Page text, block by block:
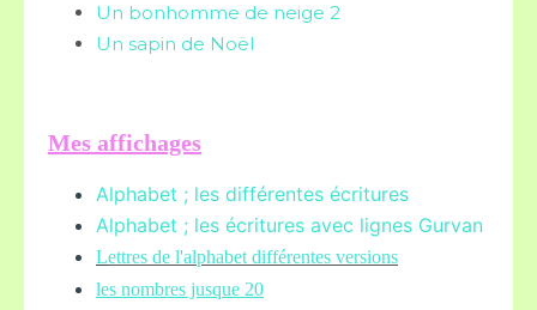
Un bonhomme de neige 2
Un sapin de Noël
Mes affichages
Alphabet ; les différentes écritures
Alphabet ; les écritures avec lignes Gurvan
Lettres de l'alphabet différentes versions
les nombres jusque 20